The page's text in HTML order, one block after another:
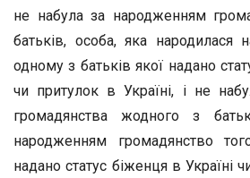
не набула за народженням
батьків, особа, яка народилася
одному з батьків якої надано
чи притулок в Україні, і не
громадянства жодного з
народженням громадянство
надано статус біженця в Україні